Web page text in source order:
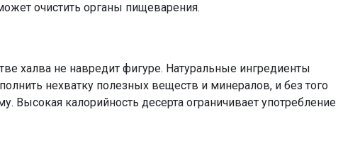
очистить органы пищеварения.
халва не навредит фигуре. Натуральные ингредиенты
нехватку полезных веществ и минералов, и без того
Высокая калорийность десерта ограничивает употребление